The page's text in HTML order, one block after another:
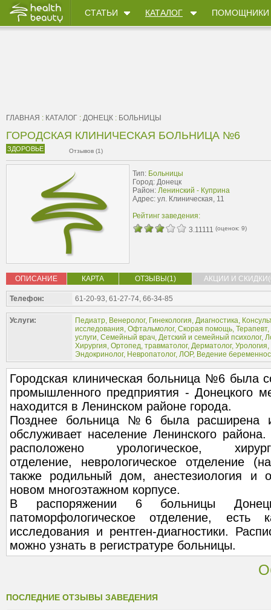
СТАТЬИ КАТАЛОГ ПОМОЩНИКИ
ГЛАВНАЯ : КАТАЛОГ : ДОНЕЦК : БОЛЬНИЦЫ
ГОРОДСКАЯ КЛИНИЧЕСКАЯ БОЛЬНИЦА №6
ЗДОРОВЬЕ Отзывов (1)
Тип: Больницы
Город: Донецк
Район: Ленинский - Куприна
Адрес: ул. Клиническая, 11
Рейтинг заведения:
3.11111 (оценок: 9)
ОПИСАНИЕ КАРТА ОТЗЫВЫ(1) АКЦИИ И
Телефон: 61-20-93, 61-27-74, 66-34-85
Услуги: Педиатр, Венеролог, Гинекология, Диагностика,
исследования, Офтальмолог, Скорая помощь, Терапевт,
услуги, Семейный врач, Детский и семейный психолог,
Хирургия, Ортопед, травматолог, Дерматолог, Урология,
Эндокринолог, Невропатолог, ЛОР, Ведение
Городская клиническая больница №6 была
промышленного предприятия - Донецкого
находится в Ленинском районе города.
Позднее больница №6 была расширена
обслуживает население Ленинского
расположено урологическое,
отделение, неврологическое отделение
также родильный дом, анестезиология и
новом многоэтажном корпусе.
В распоряжении 6 больницы
патоморфологическое отделение, есть
исследования и рентген-диагностики.
можно узнать в регистратуре больницы.
ПОСЛЕДНИЕ ОТЗЫВЫ ЗАВЕДЕНИЯ